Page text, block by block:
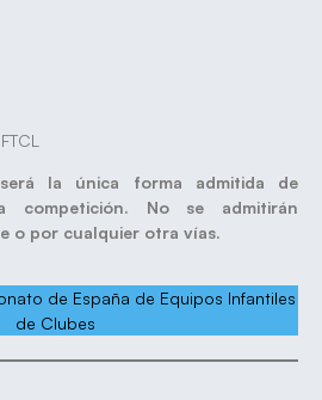
la única forma admitida de
competición. No se admitirán
o por cualquier otra vías.
de España de Equipos Infantiles
de Clubes